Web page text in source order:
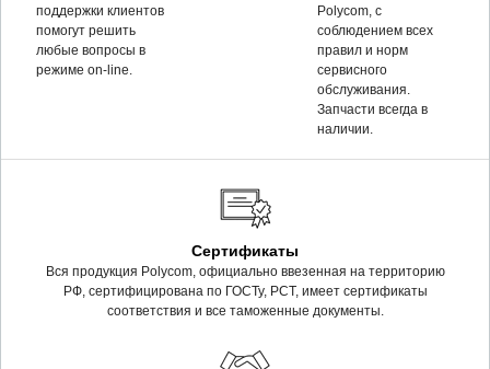
поддержки клиентов
помогут решить
любые вопросы в
режиме on-line.
Polycom, c
соблюдением всех
правил и норм
сервисного
обслуживания.
Запчасти всегда в
наличии.
Сертификаты
Вся продукция Polycom, официально ввезенная на территорию
РФ, сертифицирована по ГОСТу, РСТ, имеет сертификаты
соответствия и все таможенные документы.